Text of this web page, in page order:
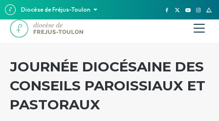
Diocèse de Fréjus-Toulon
JOURNÉE DIOCÉSAINE DES
CONSEILS PAROISSIAUX ET
PASTORAUX